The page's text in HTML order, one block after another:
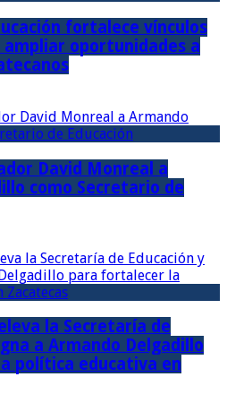
fortalece vínculos
ampliar oportunidades a
David Monreal a
como Secretario de
la Secretaría de
a Armando Delgadillo
política educativa en